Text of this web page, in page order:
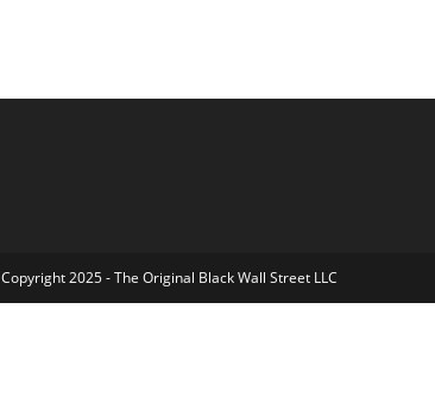
Copyright 2025 - The Original Black Wall Street LLC